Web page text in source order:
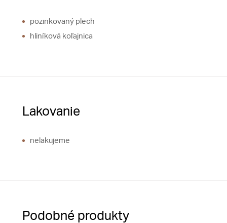
pozinkovaný plech
hliníková koľajnica
Lakovanie
nelakujeme
Podobné produkty